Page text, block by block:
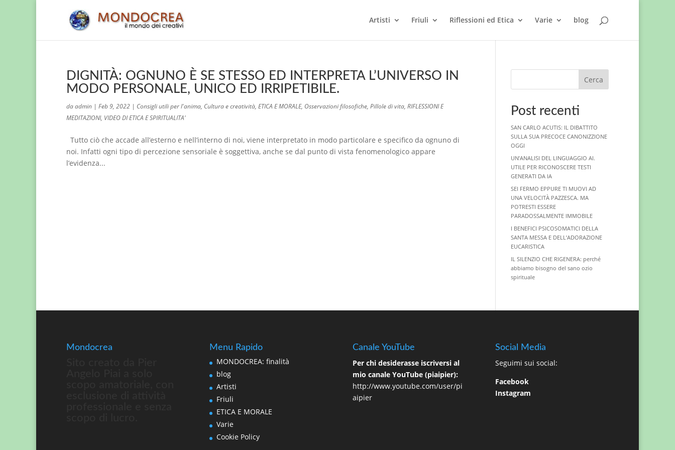
Artisti Friuli Riflessioni ed Etica Varie blog
DIGNITÀ: OGNUNO È SE STESSO ED INTERPRETA L’UNIVERSO IN
MODO PERSONALE, UNICO ED IRRIPETIBILE.
daadmin | Feb 9, 2022 | Consigli utili per l'anima, Cultura e creatività, ETICA E MORALE, Osservazioni filosofiche, Pillole di vita, RIFLESSIONI E
MEDITAZIONI, VIDEO DI ETICA E SPIRITUALITA'
Tutto ciò che accade all’esterno e nell’interno di noi, viene interpretato in modo particolare e specifico da ognuno di
noi. Infatti ogni tipo di percezione sensoriale è soggettiva, anche se dal punto di vista fenomenologico appare
l’evidenza...
Cerca
Post recenti
SAN CARLO ACUTIS: IL DIBATTITO
SULLA SUA PRECOCE CANONIZZIONE
OGGI
UN’ANALISI DEL LINGUAGGIO AI.
UTILE PER RICONOSCERE TESTI
GENERATI DA IA
SEI FERMO EPPURE TI MUOVI AD
UNA VELOCITÀ PAZZESCA. MA
POTRESTI ESSERE
PARADOSSALMENTE IMMOBILE
I BENEFICI PSICOSOMATICI DELLA
SANTA MESSA E DELL’ADORAZIONE
EUCARISTICA
IL SILENZIO CHE RIGENERA: perché
abbiamo bisogno del sano ozio
spirituale
Mondocrea Menu Rapido
MONDOCREA: finalità
blog
Artisti
Friuli
ETICA E MORALE
Varie
Cookie Policy
Canale YouTube
Per chi desiderasse iscriversi al
mio canale YouTube (piaipier):
http://www.youtube.com/user/pi
aipier
Social Media
Seguimi sui social:
Facebook
Instagram